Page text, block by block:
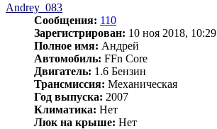
Andrey_083
Сообщения: 110
Зарегистрирован: 10 ноя 2018, 10:29
Полное имя: Андрей
Автомобиль: FFn Core
Двигатель: 1.6 Бензин
Трансмиссия: Механическая
Год выпуска: 2007
Климатика: Нет
Люк на крыше: Нет